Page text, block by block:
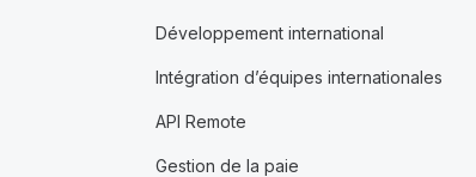
Développement international
Intégration d’équipes internationales
API Remote
Gestion de la paie